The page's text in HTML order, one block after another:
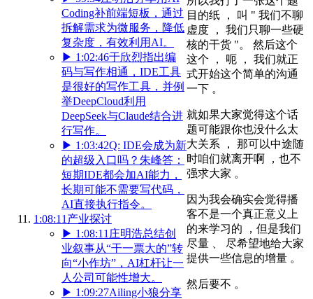
Coding补前端短板，通过
拆解需求为微服务，降低
复杂度，有效利用AI。
▶ 1:02:46于欣烈指出编
码与写作相通，IDE工具
是很好的写作工具，并例
举DeepCloud利用
DeepSeek与Claude结合进
行写作。
▶ 1:03:42Q: IDE会成为新
的超级入口吗？朱峰答：
短期IDE都会加AI能力，
长期可能不需要写代码，
AI直接执行指令。
1:08:11 产业探讨
▶ 1:08:11 庄明浩总结创
业叙事从“干一票大的”转
向“小作坊”，AI杠杆让一
人公司可能性增大。
▶ 1:09:27Ailing小狼分享
目的纸 ， 叫 " 我们不聊
虚度 ， 我们只聊一些硬
核的干货 "。 然后这个
这个 ， 呃 ， 我们就正
式开始这个简单的沟通
一下 。
就如果大家觉得这个话
题可能跟你也没什么太
大关系 ， 那可以中途随
时咱们就离开啊 ，也不
强求大家 。
因为我会确实会觉得播
客不是一个真正意义上
的来学习的 ，但是我们
尽量 、 尽希望地给大家
提供一些信息的增量 。
然后要不 。